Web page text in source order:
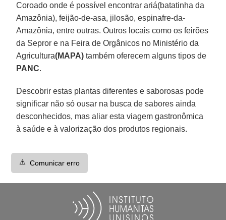
Coroado onde é possível encontrar ariá(batatinha da
Amazônia), feijão-de-asa, jilosão, espinafre-da-
Amazônia, entre outras. Outros locais como os feirões
da Sepror e na Feira de Orgânicos no Ministério da
Agricultura(MAPA) também oferecem alguns tipos de
PANC.
Descobrir estas plantas diferentes e saborosas pode
significar não só ousar na busca de sabores ainda
desconhecidos, mas aliar esta viagem gastronômica
à saúde e à valorização dos produtos regionais.
⚠️ Comunicar erro